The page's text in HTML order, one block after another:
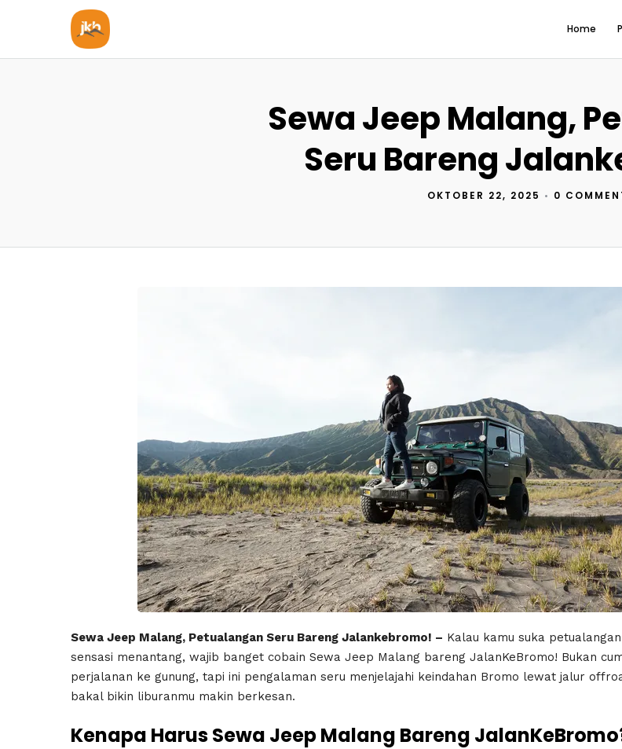
Home
Sewa Jeep Malang,
Seru Bareng
OKTOBER 22, 2025 • 0
Sewa Jeep Malang, Petualangan Seru Bareng Jalankebromo! – Kalau kamu suka
sensasi menantang, wajib banget cobain Sewa Jeep Malang bareng JalanKeBromo! Bukan
perjalanan ke gunung, tapi ini pengalaman seru menjelajahi keindahan Bromo lewat jalur
bakal bikin liburanmu makin berkesan.
Kenapa Harus Sewa Jeep Malang Bareng